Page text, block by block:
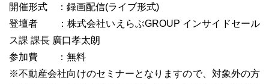
開催形式 ：録画配信(ライブ形式)
登壇者 ：株式会社いえらぶGROUP インサイドセール
ス課 課長 廣口孝太朗
参加費 ：無料
※不動産会社向けのセミナーとなりますので、対象外の方